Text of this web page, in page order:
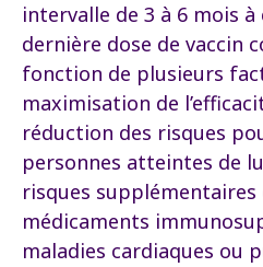
intervalle de 3 à 6 mois
dernière dose de vaccin
fonction de plusieurs
maximisation de
réduction des risques
personnes atteintes de
risques supplémentaires
médicaments
maladies cardiaques ou